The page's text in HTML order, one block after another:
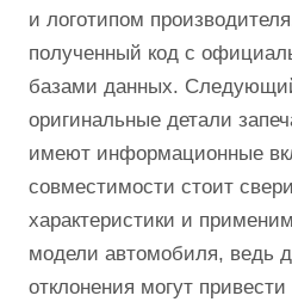
и логотипом
полученный код с
базами данных.
оригинальные детали
имеют информационные
совместимости стоит
характеристики и
модели автомобиля, ведь
отклонения могут